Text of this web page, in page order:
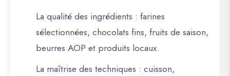
La qualité des ingrédients : farines
sélectionnées, chocolats fins, fruits de saison,
beurres AOP et produits locaux.
La maîtrise des techniques : cuisson,